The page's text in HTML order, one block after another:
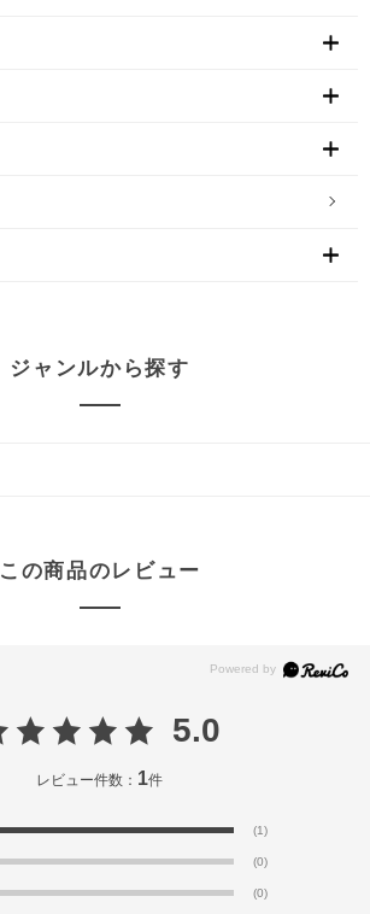
ジャンルから探す
この商品のレビュー
5.0
レビュー件数： 1件
(1)
(0)
(0)